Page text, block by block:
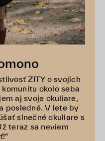
ZITY o svojich
okolo seba
aj svoje okuliare,
posledné. V lete by
slnečné okuliare s
teraz sa neviem